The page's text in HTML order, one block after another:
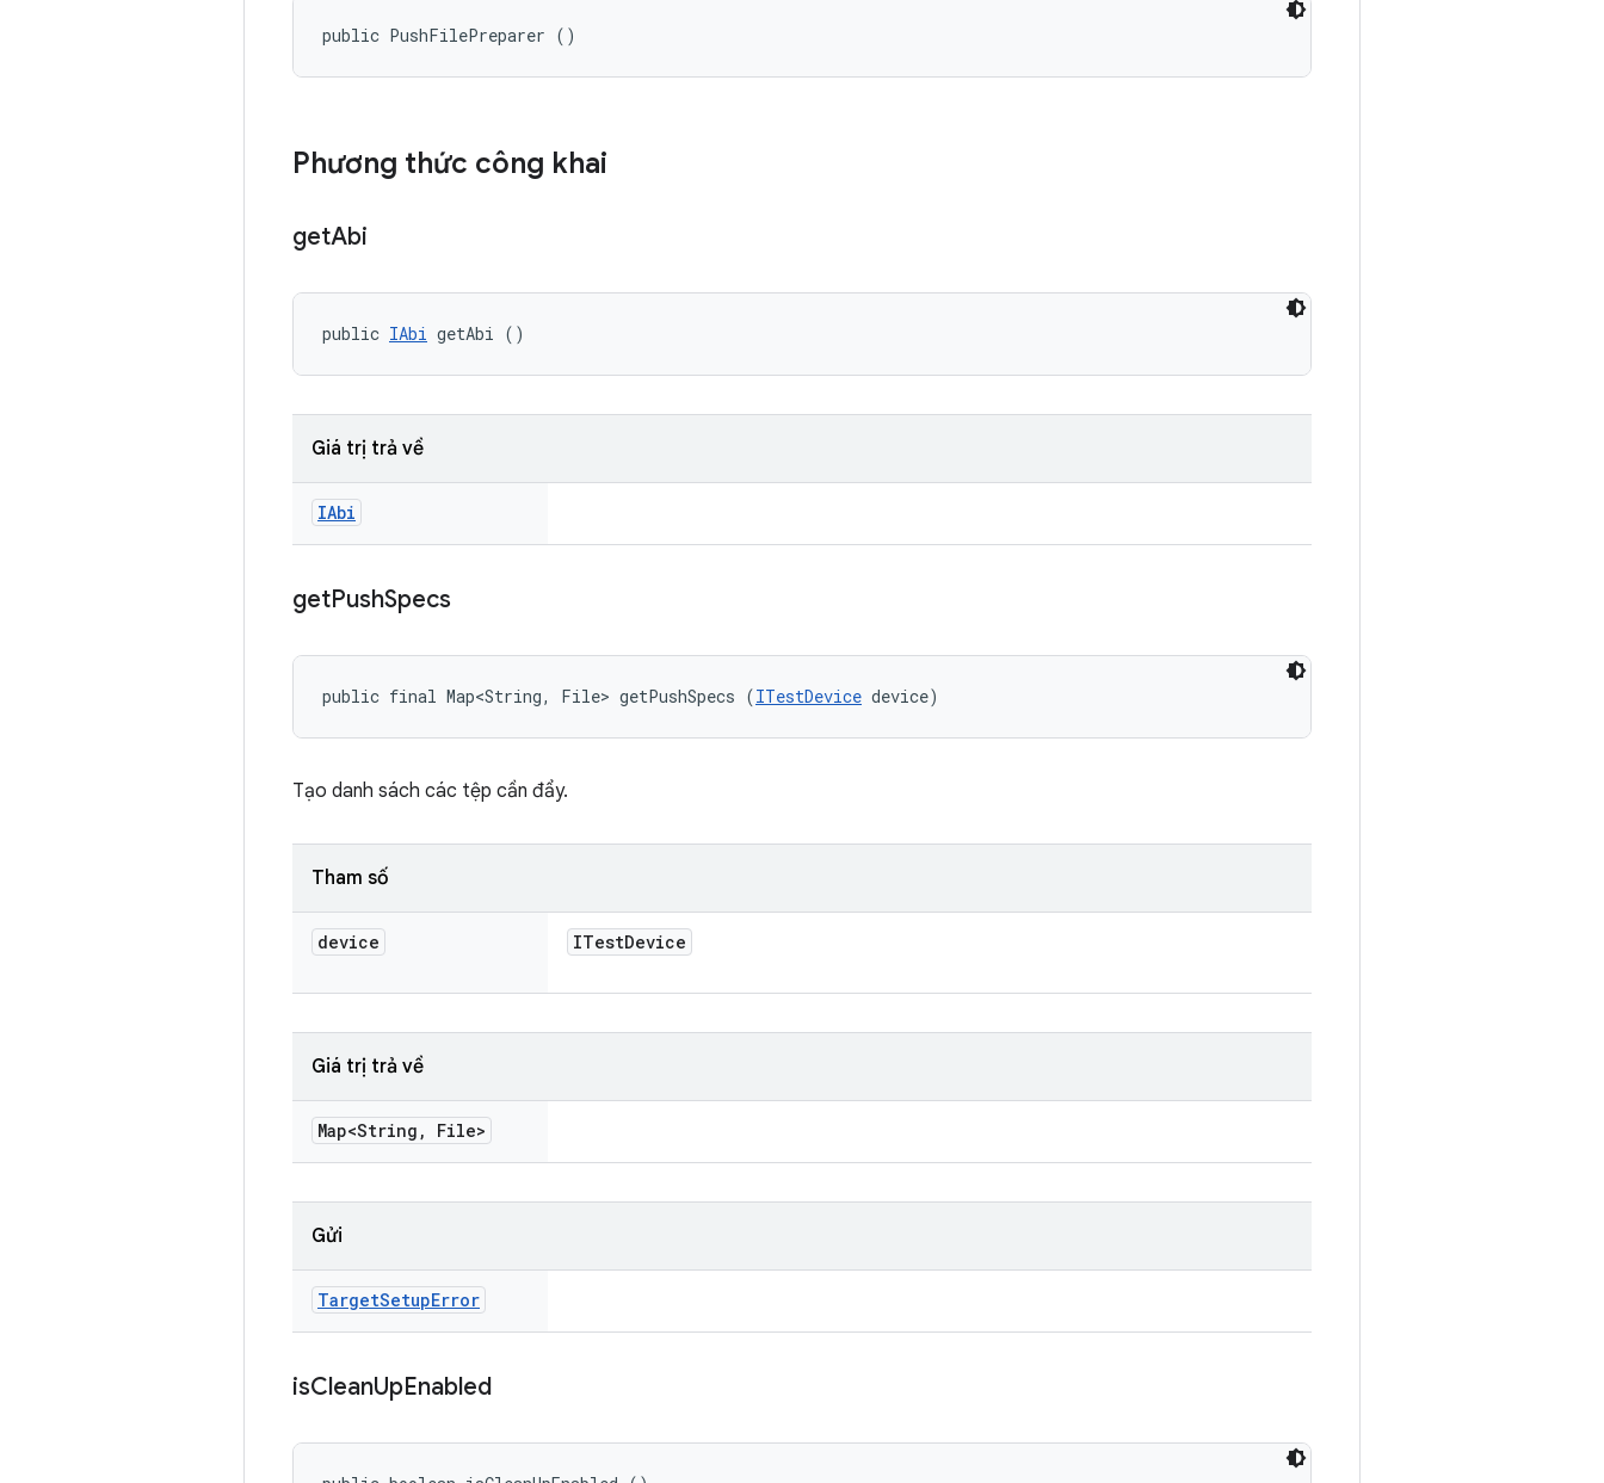
public PushFilePreparer ()
Phương thức công khai
getAbi
public IAbi getAbi ()
Giá trị trả về
IAbi
getPushSpecs
public final Map<String, File> getPushSpecs (ITestDevice device)
Tạo danh sách các tệp cần đẩy.
Tham số
device ITestDevice
Giá trị trả về
Map<String , File>
Gửi
TargetSetupError
isCleanUpEnabled